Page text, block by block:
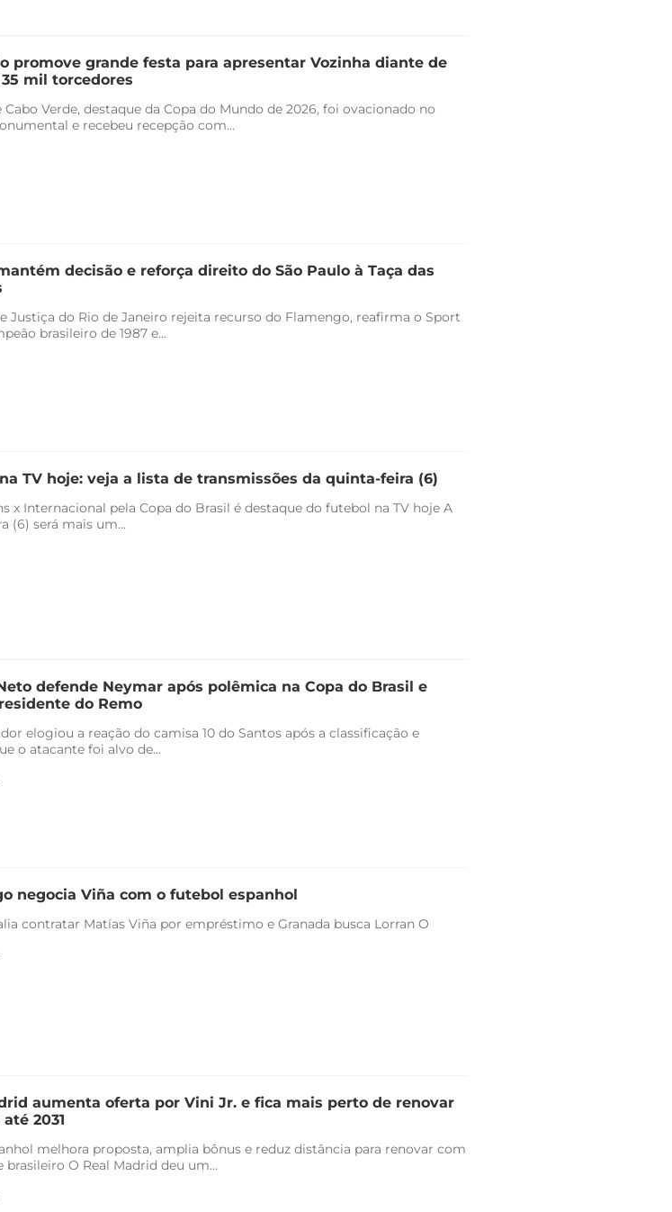
promove grande festa para apresentar Vozinha diante de
mil torcedores
Cabo Verde, destaque da Copa do Mundo de 2026, foi ovacionado no
e recebeu recepção com...
decisão e reforça direito do São Paulo à Taça das
Justiça do Rio de Janeiro rejeita recurso do Flamengo, reafirma o Sport
brasileiro de 1987 e...
TV hoje: veja a lista de transmissões da quinta-feira (6)
x Internacional pela Copa do Brasil é destaque do futebol na TV hoje A
(6) será mais um...
defende Neymar após polêmica na Copa do Brasil e
do Remo
elogiou a reação do camisa 10 do Santos após a classificação e
o atacante foi alvo de...
negocia Viña com o futebol espanhol
contratar Matías Viña por empréstimo e Granada busca Lorran O
aumenta oferta por Vini Jr. e fica mais perto de renovar
2031
melhora proposta, amplia bônus e reduz distância para renovar com
brasileiro O Real Madrid deu um...